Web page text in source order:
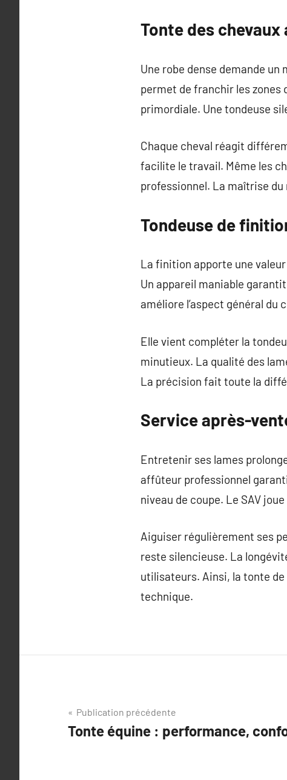
Tonte des
Une robe dense demande
permet de franchir les
primordiale. Une tondeuse
Chaque cheval réagit
facilite le travail. Même les
professionnel. La maîtrise
Tondeuse de
La finition apporte une
Un appareil maniable
améliore l’aspect général
Elle vient compléter la
minutieux. La qualité des
La précision fait toute la
Service après-
Entretenir ses lames
affûteur professionnel
niveau de coupe. Le SAV
Aiguiser régulièrement ses
reste silencieuse. La
utilisateurs. Ainsi, la tonte
technique.
Navigation
de
Publication précédente
Tonte équine : performance,